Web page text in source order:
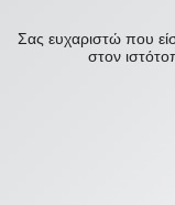
Σας ευχαριστώ που
στον